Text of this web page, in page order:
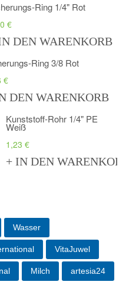
Ring 1/4" Rot
€
DEN WARENKORB
Ring 3/8 Rot
€
DEN WARENKORB
Kunststoff-Rohr 1/4" PE
Weiß
1,23 €
+ IN DEN
Wasser
VitaJuwel
Milch artesia24